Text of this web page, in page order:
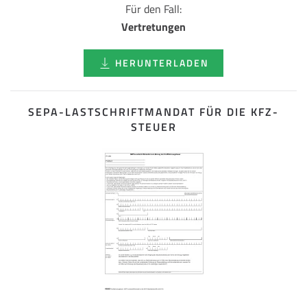
Für den Fall:
Vertretungen
HERUNTERLADEN
SEPA-LASTSCHRIFT­MANDAT FÜR DIE KFZ-
STEUER